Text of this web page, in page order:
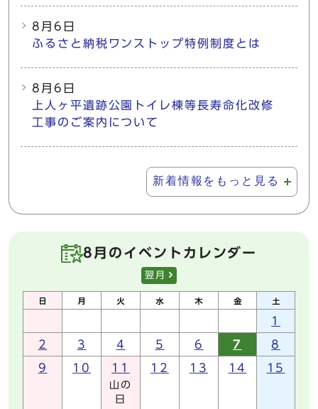
8月6日
ふるさと納税ワンストップ特例制度とは
8月6日
上人ヶ平遺跡公園トイレ棟等長寿命化改修
工事のご案内について
新着情報をもっと見る
8月のイベントカレンダー
翌月
1
2 3 4 5 6 7 8
9 10 11
山の
日
12 13 14 15